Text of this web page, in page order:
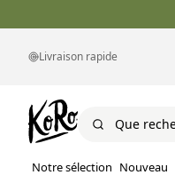
Livraison rapide
Notre sélection Nouveau